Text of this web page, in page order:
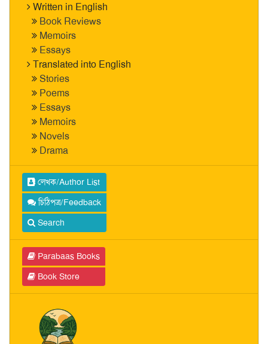
Written in English
Book Reviews
Memoirs
Essays
Translated into English
Stories
Poems
Essays
Memoirs
Novels
Drama
লেখক/Author List
চিঠিপত্র/Feedback
Search
Parabaas Books
Book Store